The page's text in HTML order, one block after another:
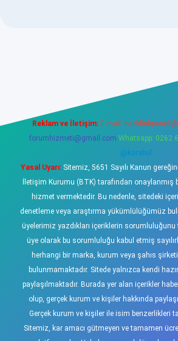
Reklam ve İletişim: E-mail:
forumhizmeti@gmail.com Whatsapp: 0262
@karabul
Yasal Uyarı:Sitemiz, 5651 Sayılı Kanun
İletişim Kurumu (BTK) tarafından onaylanmış
hizmet vermektedir. Bu nedenle, sitedeki
denetleme veya araştırma yükümlülüğümüz
üyelerimiz yazdıkları içeriklerin
üye olarak bu sorumluluğu kabul etmiş
herhangi bir marka, kurum veya şahıs
bulunmamaktadır. Sitede yalnızca kendi
paylaşılmaktadır. Burada yer alan içerikler
olup, gerçek kurum ve kişiler hakkında
Gerçek kurum ve kişiler ile isim benzerlikleri
Sitemiz, kar amacı gütmeyen ve tamamen